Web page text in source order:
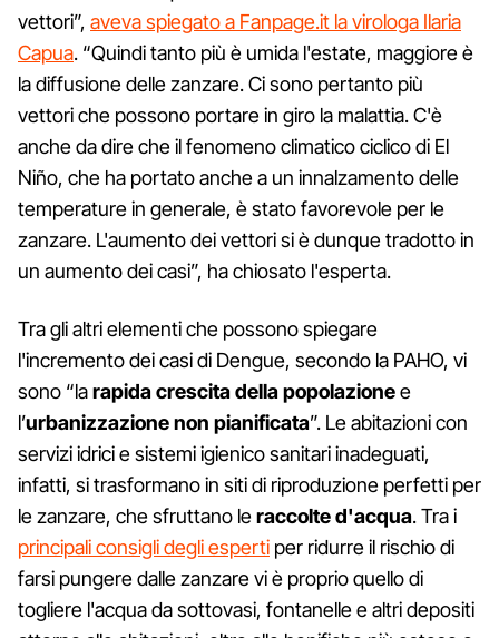
vettori”, aveva spiegato a Fanpage.it la virologa Ilaria
Capua. “Quindi tanto più è umida l'estate, maggiore è
la diffusione delle zanzare. Ci sono pertanto più
vettori che possono portare in giro la malattia. C'è
anche da dire che il fenomeno climatico ciclico di El
Niño, che ha portato anche a un innalzamento delle
temperature in generale, è stato favorevole per le
zanzare. L'aumento dei vettori si è dunque tradotto in
un aumento dei casi”, ha chiosato l'esperta.
Tra gli altri elementi che possono spiegare
l'incremento dei casi di Dengue, secondo la PAHO, vi
sono “larapida crescita della popolazionee
l’urbanizzazione non pianificata”. Le abitazioni con
servizi idrici e sistemi igienico sanitari inadeguati,
infatti, si trasformano in siti di riproduzione perfetti per
le zanzare, che sfruttano leraccolte d'acqua. Tra i
principali consigli degli esperti per ridurre il rischio di
farsi pungere dalle zanzare vi è proprio quello di
togliere l'acqua da sottovasi, fontanelle e altri depositi